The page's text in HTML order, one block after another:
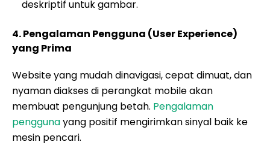
deskriptif untuk gambar.
4. Pengalaman Pengguna (User Experience)
yang Prima
Website yang mudah dinavigasi, cepat dimuat, dan
nyaman diakses di perangkat mobile akan
membuat pengunjung betah. Pengalaman
penggunayang positif mengirimkan sinyal baik ke
mesin pencari.